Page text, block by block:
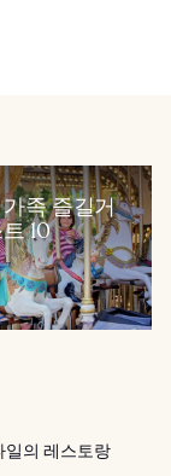
족 즐길거
10
일의 레스토랑